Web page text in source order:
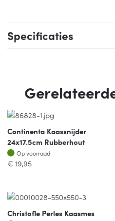
Specificaties
Continenta Kaassnijder
24x17.5cm Rubberhout
Op voorraad
Op voorraad
€ 19,95
Christofle Perles Kaasmes